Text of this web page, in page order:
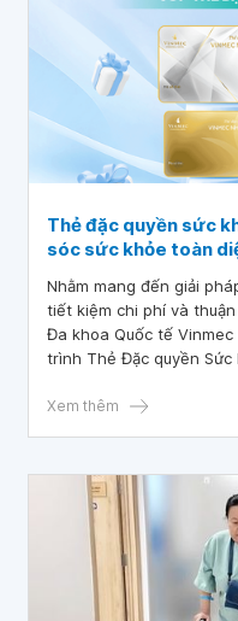
Thẻ đặc quyền sức
sóc sức khỏe toàn
Nhằm mang đến giải
tiết kiệm chi phí và
Đa khoa Quốc tế
trình Thẻ Đặc quyền Sức
Xem thêm